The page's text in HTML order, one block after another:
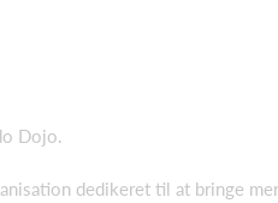
Dojo.
dedikeret til at bringe